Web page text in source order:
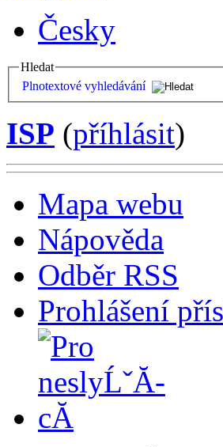
Česky
Hledat
Plnotextové vyhledávání
ISP (příhlásit)
Mapa webu
Nápověda
Odběr RSS
Prohlášení